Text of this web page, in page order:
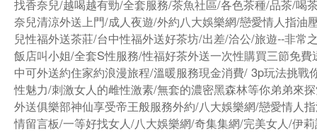
找香奈兒/越喝越有勁/全套服務/茶魚社區/各色茶種/品茶/喝
奈兒清涼外送上門/成人夜遊/外約八大娛樂網/戀愛情人指油
兒性福外送茶莊/台中性福外送好茶坊/出差/洽公/旅遊--非常
飯店叫小姐/全套S性服務/性福好茶外送一次性購買三節免費
中可外送約住家約浪漫旅程/溫暖服務現金消費/ 3p玩法挑戰
性魅力/刺激女人的雌性激素/無套的濃密黑森林等你弟弟來
外送俱樂部神仙享受帝王般服務外約/八大娛樂網/戀愛情人
情留言板/一等好找女人/八大娛樂網/奇集集網/完美女人/伊